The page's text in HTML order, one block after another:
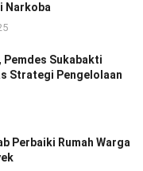
Narkoba
Pemdes Sukabakti
Strategi Pengelolaan
Perbaiki Rumah Warga